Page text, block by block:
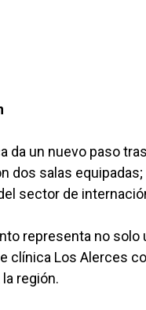
da un nuevo paso
dos salas
sector de
representa no
clínica Los Alerces
región.